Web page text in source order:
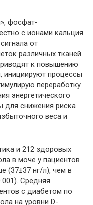
фосфат-
с ионами кальция
от
различных тканей
к повышению
инициируют процессы
переработку
энергетического
для снижения риска
веса и
и 212 здоровых
в моче у пациентов
(37±37 нг/л), чем в
Средняя
с диабетом по
на уровни D-